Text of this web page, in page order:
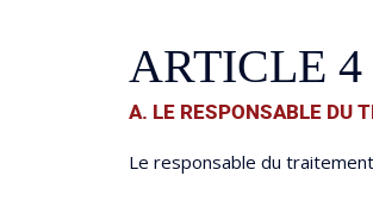
ARTICLE
A. LE RESPONSABLE DU
Le responsable du